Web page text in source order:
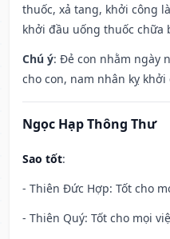
thuốc, xả tang, khởi công
khởi đầu uống thuốc chữa
Chú ý: Đẻ con nhằm ngày
cho con, nam nhân kỵ
Ngọc Hạp Thông Thư
Sao tốt:
- Thiên Đức Hợp: Tốt cho
- Thiên Quý: Tốt cho mọi